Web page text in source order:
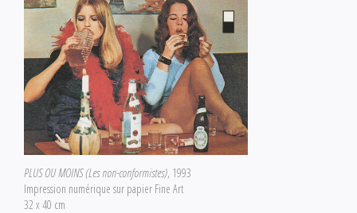
PLUS OU MOINS (Les non-conformistes), 1993
Impression numérique sur papier Fine Art
32 x 40 cm